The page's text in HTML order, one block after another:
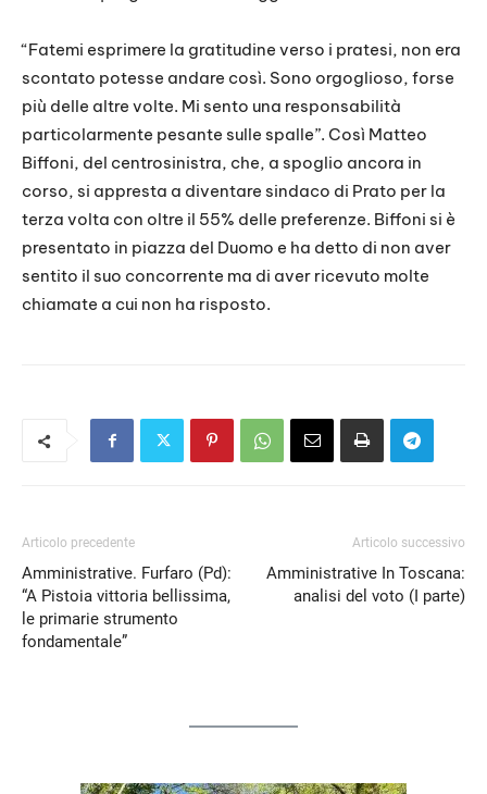
LINK
EMBED
“Fatemi esprimere la gratitudine verso i pratesi, non era
scontato potesse andare così. Sono orgoglioso, forse
più delle altre volte. Mi sento una responsabilità
particolarmente pesante sulle spalle”. Così Matteo
Biffoni, del centrosinistra, che, a spoglio ancora in
corso, si appresta a diventare sindaco di Prato per la
terza volta con oltre il 55% delle preferenze. Biffoni si è
presentato in piazza del Duomo e ha detto di non aver
sentito il suo concorrente ma di aver ricevuto molte
chiamate a cui non ha risposto.
Articolo precedente
Amministrative. Furfaro (Pd):
“A Pistoia vittoria bellissima,
le primarie strumento
fondamentale”
Articolo successivo
Amministrative In Toscana:
analisi del voto (I parte)